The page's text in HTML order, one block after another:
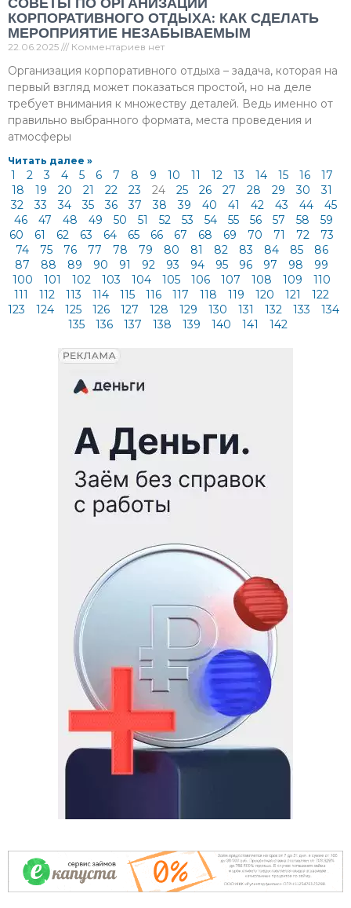
КОРПОРАТИВНОГО ОТДЫХА: КАК СДЕЛАТЬ
МЕРОПРИЯТИЕ НЕЗАБЫВАЕМЫМ
22.06.2025 Комментариев нет
Организация корпоративного отдыха – задача, которая на
первый взгляд может показаться простой, но на деле
требует внимания к множеству деталей. Ведь именно от
правильно выбранного формата, места проведения и
атмосферы
Читать далее »
1 2 3 4 5 6 7 8 9 10 11 12 13 14 15 16
17
18
19 20 21 22 23 24 25 26 27 28 29 30
31
32
33 34 35 36 37 38 39 40 41 42 43 44
45
46
47 48 49 50 51 52 53 54 55 56 57 58
59
60
61 62 63 64 65 66 67 68 69 70 71 72
73
74
75 76 77 78 79 80 81 82 83 84 85
86
87
88 89 90 91 92 93 94 95 96 97 98
99
100
101 102 103 104 105 106 107 108 109
110
111
112 113 114 115 116 117 118 119 120 121
122
123
124 125 126 127 128 129 130 131 132 133
134
135
136 137 138 139 140 141 142